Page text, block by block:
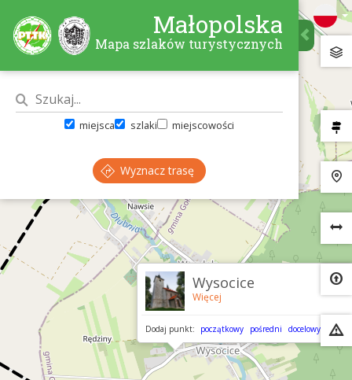
Wysocice
Więcej
Dodaj punkt: początkowy pośredni docelowy
Małopolska
Mapa szlaków turystycznych
miejsca szlaki miejscowości
Wyznacz trasę